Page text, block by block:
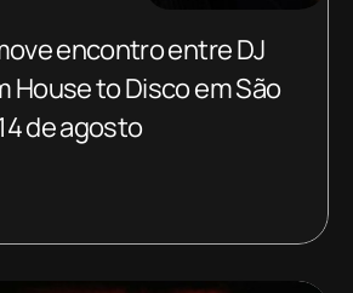
encontro entre DJ
House to Disco em São
de agosto